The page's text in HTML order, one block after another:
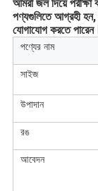
আমরা জল দিয়ে
পণ্যগুলিতে আগ্রহী হন,
যোগাযোগ করতে
পণ্যের নাম
সাইজ
উপাদান
রঙ
আবেদন